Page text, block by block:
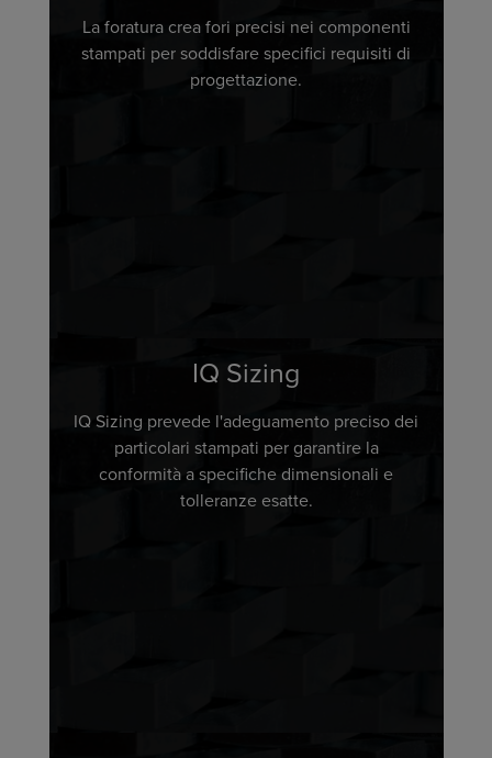
La foratura crea fori precisi nei componenti
stampati per soddisfare specifici requisiti di
progettazione.
IQ Sizing
IQ Sizing prevede l'adeguamento preciso dei
particolari stampati per garantire la
conformità a specifiche dimensionali e
tolleranze esatte.